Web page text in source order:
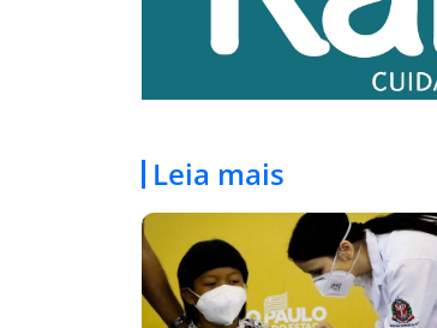
Leia mais